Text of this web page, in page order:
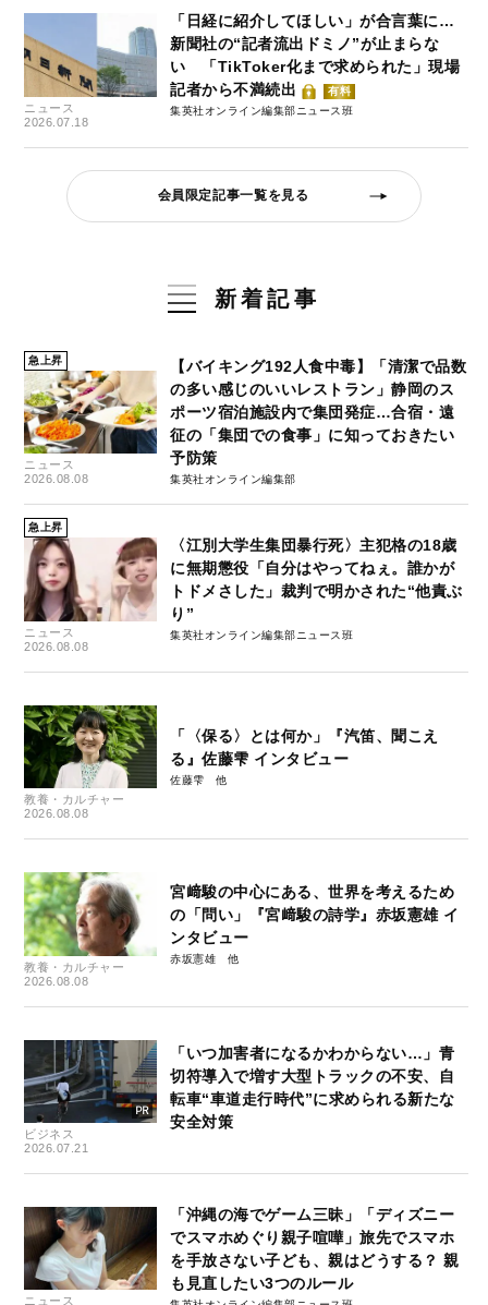
ニュース
2026.07.18
「日経に紹介してほしい」が合言葉に…
新聞社の“記者流出ドミノ”が止まらな
い 「TikToker化まで求められた」現場
記者から不満続出
有料
集英社オンライン編集部ニュース班
会員限定記事一覧を見る
新着記事
急上昇
ニュース
2026.08.08
【バイキング192人食中毒】「清潔で品数
の多い感じのいいレストラン」静岡のス
ポーツ宿泊施設内で集団発症…合宿・遠
征の「集団での食事」に知っておきたい
予防策
集英社オンライン編集部
急上昇
ニュース
2026.08.08
〈江別大学生集団暴行死〉主犯格の18歳
に無期懲役「自分はやってねぇ。誰かが
トドメさした」裁判で明かされた“他責ぶ
り”
集英社オンライン編集部ニュース班
教養・カルチャー
2026.08.08
「〈保る〉とは何か」『汽笛、聞こえ
る』佐藤雫 インタビュー
佐藤雫
教養・カルチャー
2026.08.08
宮﨑駿の中心にある、世界を考えるため
の「問い」『宮﨑駿の詩学』赤坂憲雄 イ
ンタビュー
赤坂憲雄
ビジネス
2026.07.21
「いつ加害者になるかわからない…」青
切符導入で増す大型トラックの不安、自
転車“車道走行時代”に求められる新たな
安全対策
ニュース
「沖縄の海でゲーム三昧」「ディズニー
でスマホめぐり親子喧嘩」旅先でスマホ
を手放さない子ども、親はどうする？ 親
も見直したい3つのルール